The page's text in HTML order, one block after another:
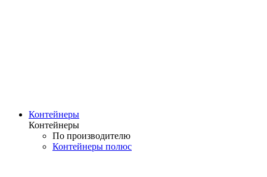
Контейнеры
Контейнеры
По производителю
Контейнеры полюс